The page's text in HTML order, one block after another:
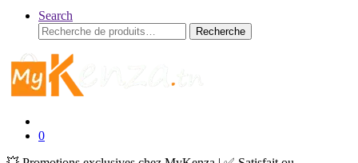
Search
Recherche
pour :
Recherche
0